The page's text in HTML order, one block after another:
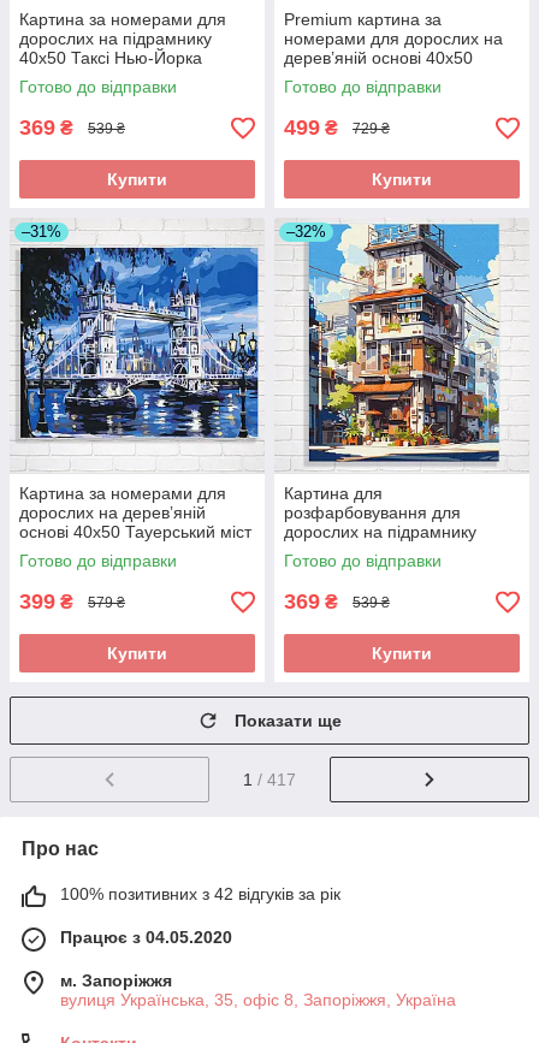
Картина за номерами для
дорослих на підрамнику
40x50 Таксі Нью-Йорка
складна
Готово до відправки
369 ₴ 539 ₴
Купити
Premium картина за
номерами для дорослих на
дерев’яній основі 40x50
Котик у фарбі середньої
складності
Готово до відправки
499 ₴ 729 ₴
Купити
–31%
Картина за номерами для
дорослих на деревʼяній
основі 40x50 Тауерський міст
складна
Готово до відправки
399 ₴ 579 ₴
Купити
–32%
Картина для
розфарбовування для
дорослих на підрамнику
40x50 Токійські апартаменти
складна
Готово до відправки
369 ₴ 539 ₴
Купити
Показати ще
1 / 417
Про нас
100% позитивних з 42 відгуків за рік
Працює з 04.05.2020
м. Запоріжжя
вулиця Українська, 35, офіс 8, Запоріжжя, Україна